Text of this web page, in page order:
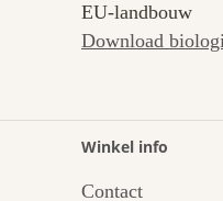
EU-landbouw
Download
Winkel info
Contact